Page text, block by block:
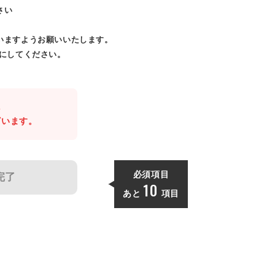
い
すようお願いいたします。
してください。
ます。
了 必須項目
あと 10 項目